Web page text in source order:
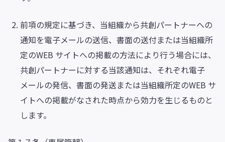
前項の規定に基づき、当組織から共創パートナーへの
通知を電子メールの送信、書面の送付または当組織所
定のWEB サイトへの掲載の方法により行う場合には、
共創パートナーに対する当該通知は、それぞれ電子
メールの発信、書面の発送または当組織所定のWEB サ
イトへの掲載がなされた時点から効力を生じるものと
します。